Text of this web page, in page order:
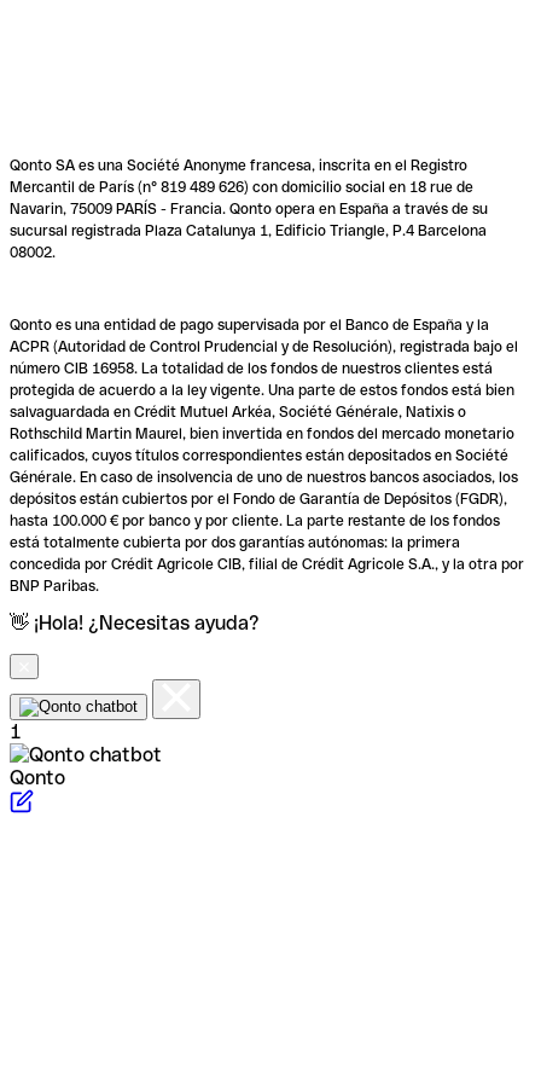
Qonto SA es una Société Anonyme francesa, inscrita en el Registro
Mercantil de París (n° 819 489 626) con domicilio social en 18 rue de
Navarin, 75009 PARÍS - Francia. Qonto opera en España a través de su
sucursal registrada Plaza Catalunya 1, Edificio Triangle, P.4 Barcelona
08002.
Qonto es una entidad de pago supervisada por el Banco de España y la
ACPR (Autoridad de Control Prudencial y de Resolución), registrada bajo el
número CIB 16958. La totalidad de los fondos de nuestros clientes está
protegida de acuerdo a la ley vigente. Una parte de estos fondos está bien
salvaguardada en Crédit Mutuel Arkéa, Société Générale, Natixis o
Rothschild Martin Maurel, bien invertida en fondos del mercado monetario
calificados, cuyos títulos correspondientes están depositados en Société
Générale. En caso de insolvencia de uno de nuestros bancos asociados, los
depósitos están cubiertos por el Fondo de Garantía de Depósitos (FGDR),
hasta 100.000 € por banco y por cliente. La parte restante de los fondos
está totalmente cubierta por dos garantías autónomas: la primera
concedida por Crédit Agricole CIB, filial de Crédit Agricole S.A., y la otra por
BNP Paribas.
👋 ¡Hola! ¿Necesitas ayuda?
1
Qonto